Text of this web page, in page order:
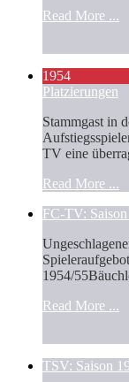
Read More ...
1954
Platzierungen
Stammgast in
TV eine
Read More ...
FC-TV:
1954/
Read More ...
TSV: Saison